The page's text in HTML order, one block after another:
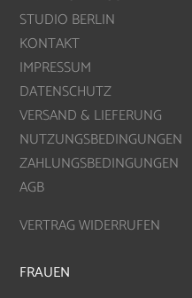
STUDIO BERLIN
KONTAKT
IMPRESSUM
DATENSCHUTZ
VERSAND & LIEFERUNG
NUTZUNGSBEDINGUNGEN
ZAHLUNGSBEDINGUNGEN
AGB
VERTRAG WIDERRUFEN
FRAUEN